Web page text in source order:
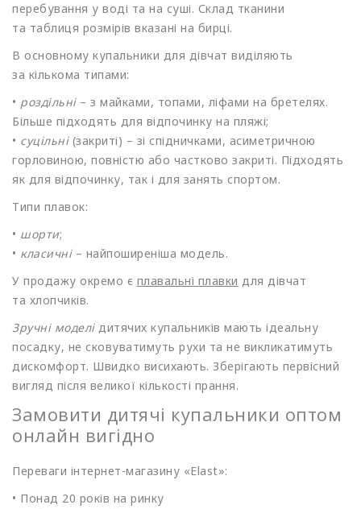
перебування у воді та на суші. Склад тканини
та таблиця розмірів вказані на бирці.
В основному купальники для дівчат виділяють
за кількома типами:
• роздільні– з майками, топами, ліфами на бретелях.
Більше підходять для відпочинку на пляжі;
• суцільні (закриті) – зі спідничками, асиметричною
горловиною, повністю або частково закриті. Підходять
як для відпочинку, так і для занять спортом.
Типи плавок:
• шорти;
• класичні– найпоширеніша модель.
У продажу окремо є плавальні плавки для дівчат
та хлопчиків.
Зручні моделідитячих купальників мають ідеальну
посадку, не сковуватимуть рухи та не викликатимуть
дискомфорт. Швидко висихають. Зберігають первісний
вигляд після великої кількості прання.
Замовити дитячі купальники оптом
онлайн вигідно
Переваги інтернет-магазину «Elast»:
• Понад 20 років на ринку